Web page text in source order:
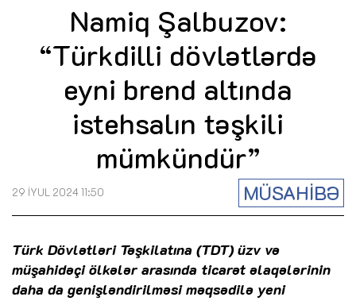
Namiq Şalbuzov:
“Türkdilli dövlətlərdə
eyni brend altında
istehsalın təşkili
mümkündür”
MÜSAHİBƏ
29 İYUL 2024 11:50
Türk Dövlətləri Təşkilatına (TDT) üzv və
müşahidəçi ölkələr arasında ticarət əlaqələrinin
daha da genişləndirilməsi məqsədilə yeni